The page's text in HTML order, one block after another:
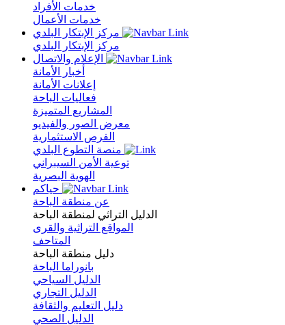
خدمات الأفراد
خدمات الأعمال
مركز الإبتكار البلدي
أخبار الأمانة
إعلانات الأمانة
فعاليات الباحة
المشاريع المتميزة
معرض الصور والفيديو
الفرص الاستثمارية
منصة التطوع البلدي
توعية الأمن السيبراني
الهوية البصرية
عن منطقة الباحة
الدليل التراثي لمنطقة الباحة
المواقع التراثية والقرى
المتاحف
دليل منطقة الباحة
بانوراما الباحة
الدليل السياحي
الدليل التجاري
دليل التعليم والثقافة
الدليل الصحي